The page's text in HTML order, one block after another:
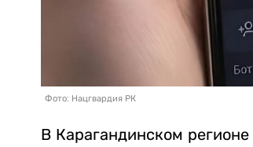
Фото: Нацгвардия РК
В Карагандинском регионе